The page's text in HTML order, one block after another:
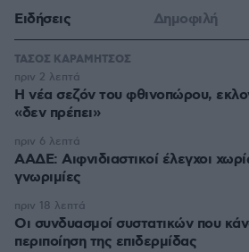
Ειδήσεις Δημοφιλή
ΤΑΣΟΣ ΚΑΡΑΜΗΤΣΟΣ
Η νέα σεζόν του φθινοπώρου,
«δεν πρέπει»
πριν 2 λεπτά
ΑΑΔΕ: Αιφνιδιαστικοί έλεγχοι
γνωριμίες
πριν 6 λεπτά
Οι συνδυασμοί συστατικών που
περιποίηση της επιδερμίδας
πριν 18 λεπτά